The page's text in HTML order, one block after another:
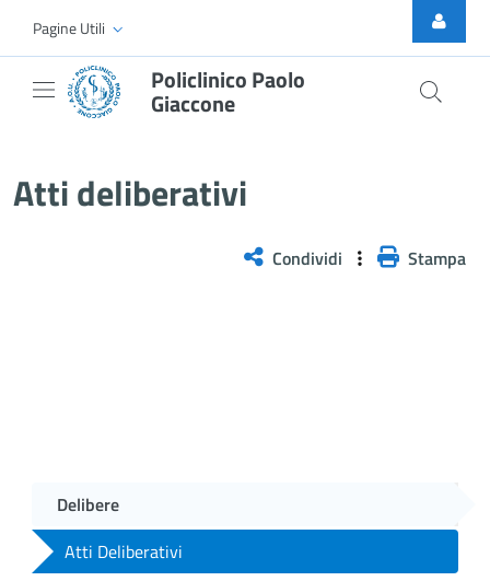
Skip to Main Content
Pagine Utili
Policlinico Paolo
Giaccone
Atti deliberativi
Condividi Stampa
Delibere
Atti Deliberativi